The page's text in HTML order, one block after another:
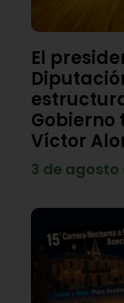
El
Gobierno
Víctor
3 de agosto